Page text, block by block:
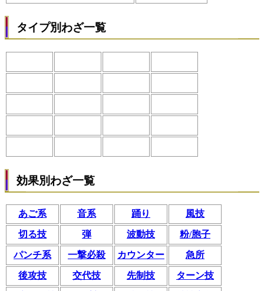
タイプ別わざ一覧
効果別わざ一覧
あご系 音系 踊り 風技
切る技 弾 波動技 粉/胞子
パンチ系 一撃必殺 カウンター 急所
後攻技 交代技 先制技 ターン技